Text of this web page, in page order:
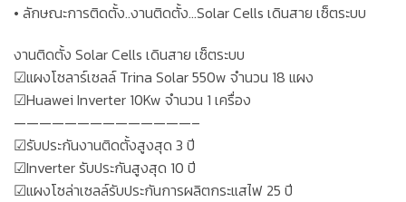
• ลักษณะการติดตั้ง..งานติดตั้ง…Solar Cells เดินสาย เซ็ตระบบ
งานติดตั้ง Solar Cells เดินสาย เซ็ตระบบ
☑แผงโซลาร์เซลล์ Trina Solar 550w จำนวน 18 แผง
☑Huawei Inverter 10Kw จำนวน 1 เครื่อง
——————————————–
☑รับประกันงานติดตั้งสูงสุด 3 ปี
☑Inverter รับประกันสูงสุด 10 ปี
☑แผงโซล่าเซลล์รับประกันการผลิตกระแสไฟ 25 ปี